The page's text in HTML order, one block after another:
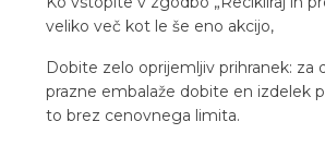
veliko več kot le še eno akcijo,
Dobite zelo oprijemljiv prihranek: za
prazne embalaže dobite en izdelek
to brez cenovnega limita.